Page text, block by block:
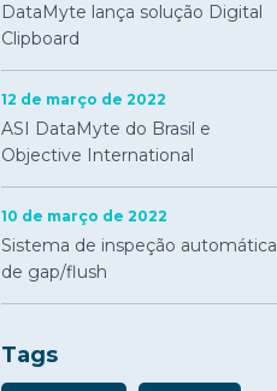
DataMyte lança solução Digital
Clipboard
12 de março de 2022
ASI DataMyte do Brasil e
Objective International
10 de março de 2022
Sistema de inspeção automática
de gap/flush
Tags